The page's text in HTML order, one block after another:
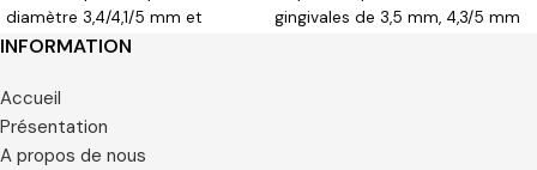
diamètre 3,4/4,1/5 mm et
hauteurs gingivales de 1,2/2,7/3,7
gingivales de 3,5 mm, 4,3/5 mm
INFORMATION
Accueil
Présentation
A propos de nous